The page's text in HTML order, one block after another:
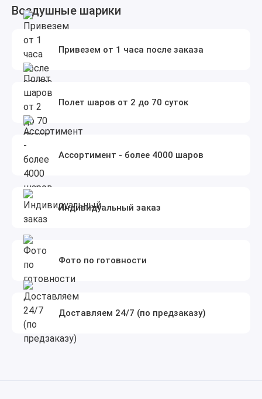
Воздушные шарики
Привезем от 1 часа после заказа
Полет шаров от 2 до 70 суток
Ассортимент - более 4000 шаров
Индивидуальный заказ
Фото по готовности
Доставляем 24/7 (по предзаказу)